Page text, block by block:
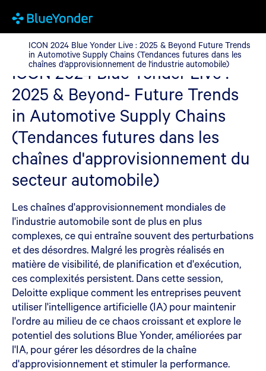
ICON 2024 Blue Yonder Live : 2025 & Beyond Future Trends
ICON 2024 Blue Yonder Live : 2025 & Beyond Future Trends
in Automotive Supply Chains (Tendances futures dans les
chaînes d'approvisionnement de l'industrie automobile)
ICON 2024 Blue Yonder Live :
2025 & Beyond- Future Trends
in Automotive Supply Chains
(Tendances futures dans les
chaînes d'approvisionnement du
secteur automobile)
Les chaînes d'approvisionnement mondiales de
l'industrie automobile sont de plus en plus
complexes, ce qui entraîne souvent des perturbations
et des désordres. Malgré les progrès réalisés en
matière de visibilité, de planification et d'exécution,
ces complexités persistent. Dans cette session,
Deloitte explique comment les entreprises peuvent
utiliser l'intelligence artificielle (IA) pour maintenir
l'ordre au milieu de ce chaos croissant et explore le
potentiel des solutions Blue Yonder, améliorées par
l'IA, pour gérer les désordres de la chaîne
d'approvisionnement et stimuler la performance.